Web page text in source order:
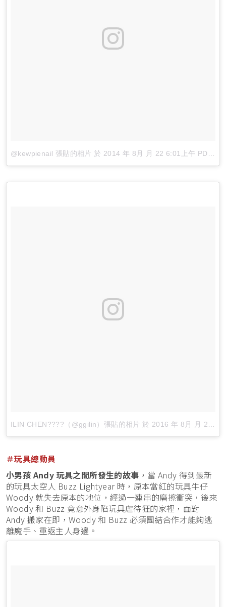
@kewpienail 張貼的相片 於 2014 年 8月 月 22 6:01上午 PDT
ILIN CHEN????（@ggilin）張貼的相片 於 2016 年 8月 月 22 6:15上午 PDT
＃玩具總動員
小男孩 Andy 玩具之間所發生的故事 ，當 Andy 得到最新
的玩具太空人 Buzz Lightyear 時，原本當紅的玩具牛仔
Woody 就失去原本的地位，經過一連串的磨擦衝突，後來
Woody 和 Buzz 竟意外身陷玩具虐待狂的家裡，面對
Andy 搬家在即，Woody 和 Buzz 必須團結合作才能夠逃
離魔手、重返主人身邊。